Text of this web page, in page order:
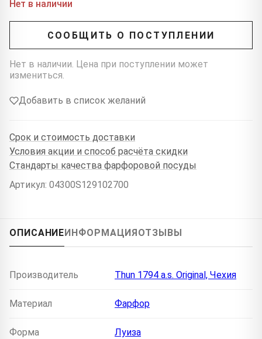
Нет в наличии
СООБЩИТЬ О ПОСТУПЛЕНИИ
Нет в наличии. Цена при поступлении может
измениться.
Добавить в список желаний
Срок и стоимость доставки
Условия акции и способ расчёта скидки
Стандарты качества фарфоровой посуды
Артикул: 04300S129102700
ОПИСАНИЕИНФОРМАЦИЯОТЗЫВЫ
Производитель Thun 1794 a.s. Original, Чехия
Материал Фарфор
Форма Луиза